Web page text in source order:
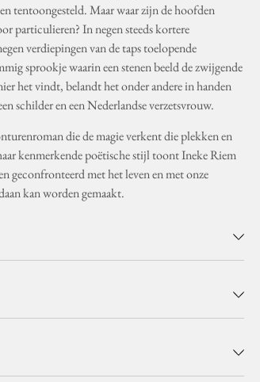
tentoongesteld. Maar waar zijn de hoofden
particulieren? In negen steeds kortere
verdiepingen van de taps toelopende
sprookje waarin een stenen beeld de zwijgende
het vindt, belandt het onder andere in handen
schilder en een Nederlandse verzetsvrouw.
die de magie verkent die plekken en
kenmerkende poëtische stijl toont Ineke Riem
geconfronteerd met het leven en met onze
kan worden gemaakt.